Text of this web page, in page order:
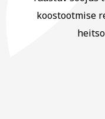
koostootmise